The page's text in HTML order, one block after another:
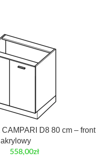
D8 80 cm – front
558,00zł